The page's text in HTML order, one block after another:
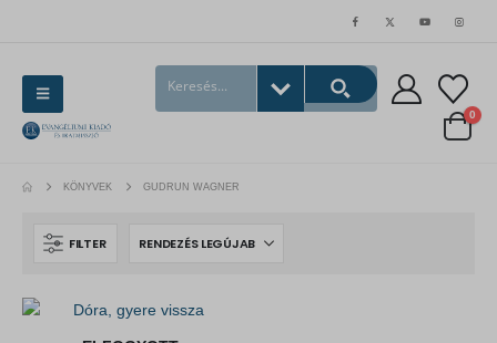
0
KÖNYVEK GUDRUN WAGNER
FILTER